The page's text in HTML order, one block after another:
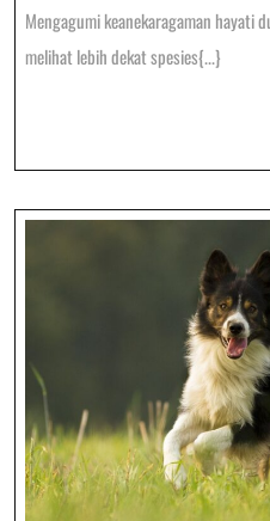
Mengagumi keanekaragaman hayati
melihat lebih dekat spesies{...}